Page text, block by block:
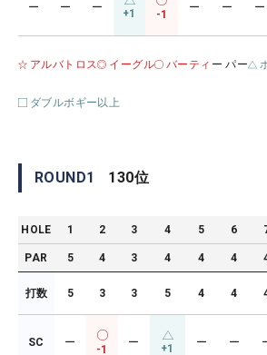
ー ー ー +1 -1
ー ー ー
アルバトロス イーグル バーティ ー パー
ダブルボギー以上
ROUND1 130位
HOLE 1 2 3 4 5 6
PAR 5 4 3 4 4 4
打数 5 3 3 5 4 4
SC ー
-1
ー +1 ー ー